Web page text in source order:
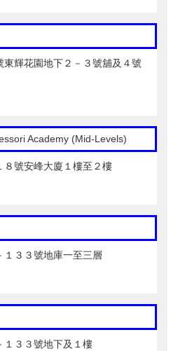
東輝花園地下２－３號舖及４號
Academy (Mid-Levels)
８號安峰大廈１樓至２樓
３３號地庫一至三層
１３３號地下及１樓